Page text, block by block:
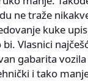
ne traže
kuke
Vlasnici
gabarita
i tako